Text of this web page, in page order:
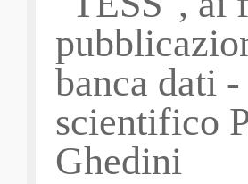
banca dati
scientifico
Ghedini